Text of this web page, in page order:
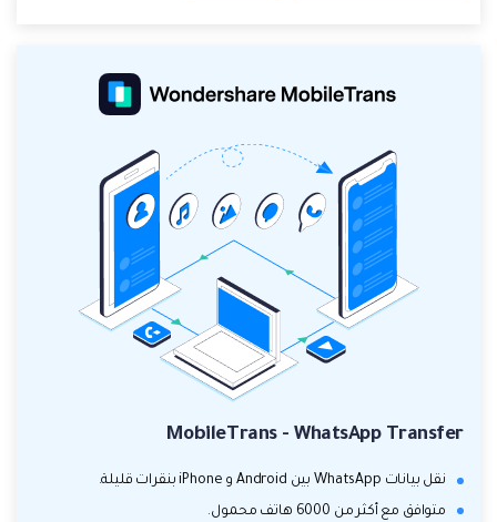
MobileTrans - WhatsApp Transfer
نقل بيانات WhatsApp بين Android و iPhone بنقرات قليلة.
متوافق مع أكثر من 6000 هاتف محمول.